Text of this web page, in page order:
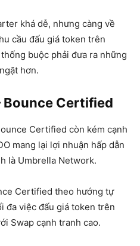
khá dễ, nhưng càng về
cầu đấu giá token trên
buộc phải đưa ra những
hơn.
Bounce Certified
Certified còn kém cạnh
mang lại lợi nhuận hấp dẫn
là Umbrella Network.
Certified theo hướng tự
đa việc đấu giá token trên
Swap cạnh tranh cao.